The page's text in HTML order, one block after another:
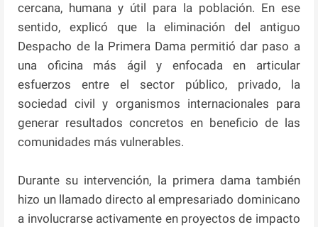
cercana, humana y útil para la población. En ese
sentido, explicó que la eliminación del antiguo
Despacho de la Primera Dama permitió dar paso a
una oficina más ágil y enfocada en articular
esfuerzos entre el sector público, privado, la
sociedad civil y organismos internacionales para
generar resultados concretos en beneficio de las
comunidades más vulnerables.
Durante su intervención, la primera dama también
hizo un llamado directo al empresariado dominicano
a involucrarse activamente en proyectos de impacto